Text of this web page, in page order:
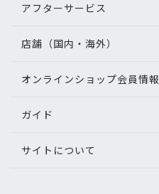
アフターサービス
店舗（国内・海外）
オンラインショップ会員情報
ガイド
サイトについて